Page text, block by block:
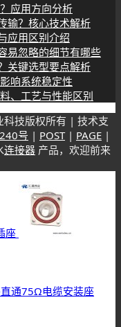
应用方向分析
输？核心技术解析
应用区别介绍
易忽略的细节有哪些
关键选型要点解析
响系统稳定性
、工艺与性能区别
技版权所有 | 技术支
号 | POST| PAGE |
连接器 产品，欢迎前来
座
通75Ω电缆安装座